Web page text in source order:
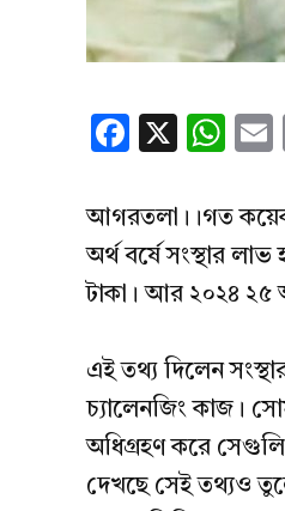
X
আগরতলা।।গত
অর্থ বর্ষে সংস্থার
টাকা। আর ২০২৪ ২৫
এই তথ্য দিলেন
চ্যালেনজিং কাজ।
অধিগ্রহণ করে
দেখছে সেই তথ্যও